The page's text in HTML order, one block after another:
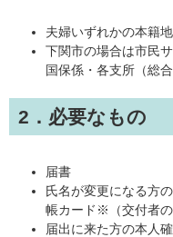
夫婦いずれかの本籍
下関市の場合は市民
国保係・各支所（総
2．必要なもの
届書
氏名が変更になる方
帳カード※（交付者の
届出に来た方の本人